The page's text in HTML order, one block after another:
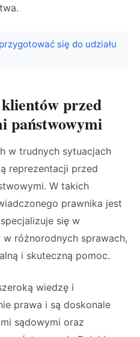
się do udziału
przed
państwowymi
w trudnych sytuacjach
reprezentacji przed
W takich
prawnika jest
się w
różnorodnych sprawach,
i skuteczną pomoc.
wiedzę i
prawa i są doskonale
sądowymi oraz